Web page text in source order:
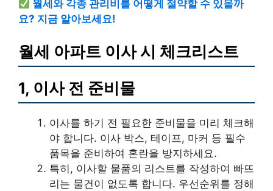
월세와 각종 관리비를 어떻게 절약할 수 있을까
요? 지금 알아보세요!
월세 아파트 이사 시 체크리스트
1, 이사 전 준비물
이사를 하기 전 필요한 준비물을 미리 체크해
야 합니다. 이사 박스, 테이프, 마커 등 필수
품목을 준비하여 혼란을 방지하세요.
특히, 이사할 물품의 리스트를 작성하여 빠뜨
리는 물건이 없도록 합니다. 우선순위를 정해